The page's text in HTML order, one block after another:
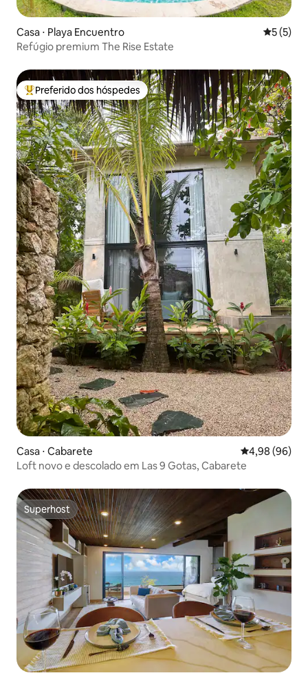
Casa ⋅ Playa Encuentro 5 de
5 (5)
Refúgio premium The Rise Estate
Entre os melhores preferidos dos hóspedes
Preferido dos hóspedes
Casa ⋅ Cabarete 4,98 de uma
4,98 (96)
Loft novo e descolado em Las 9 Gotas, Cabarete
Superhost
Superhost